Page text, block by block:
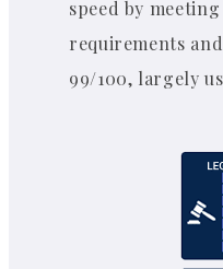
speed by
requirements
99/100, largely